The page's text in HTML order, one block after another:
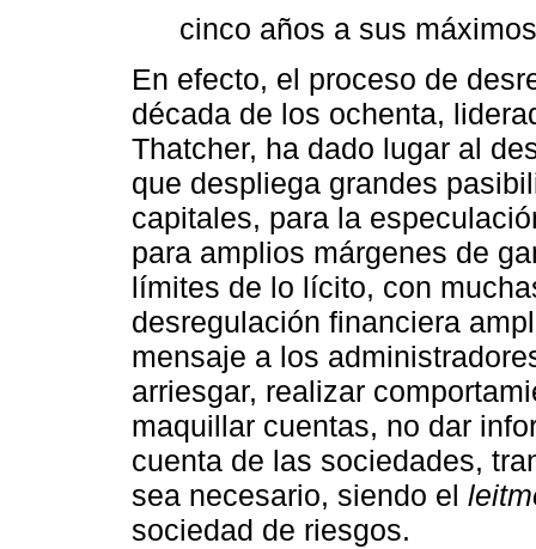
cinco años a sus
En efecto, el proceso de
década de los ochenta,
Thatcher, ha dado lugar al
que despliega grandes
capitales, para la
para amplios márgenes de
límites de lo lícito, con
desregulación financiera
mensaje a los
arriesgar, realizar
maquillar cuentas, no dar
cuenta de las sociedades,
sea necesario, siendo el
sociedad de riesgos.